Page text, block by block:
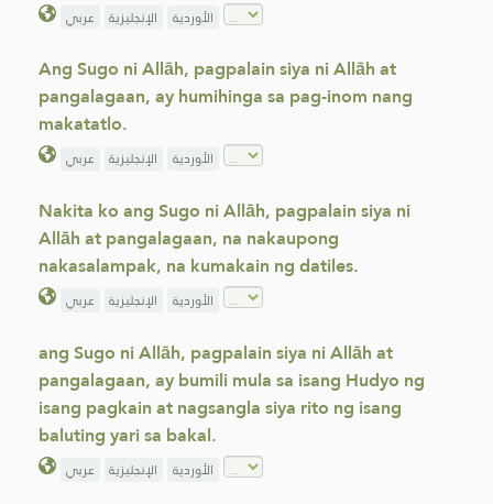
عربي الإنجليزية الأوردية
Ang Sugo ni Allāh, pagpalain siya ni Allāh at
pangalagaan, ay humihinga sa pag-inom nang
makatatlo.
عربي الإنجليزية الأوردية
Nakita ko ang Sugo ni Allāh, pagpalain siya ni
Allāh at pangalagaan, na nakaupong
nakasalampak, na kumakain ng datiles.
عربي الإنجليزية الأوردية
ang Sugo ni Allāh, pagpalain siya ni Allāh at
pangalagaan, ay bumili mula sa isang Hudyo ng
isang pagkain at nagsangla siya rito ng isang
baluting yari sa bakal.
عربي الإنجليزية الأوردية